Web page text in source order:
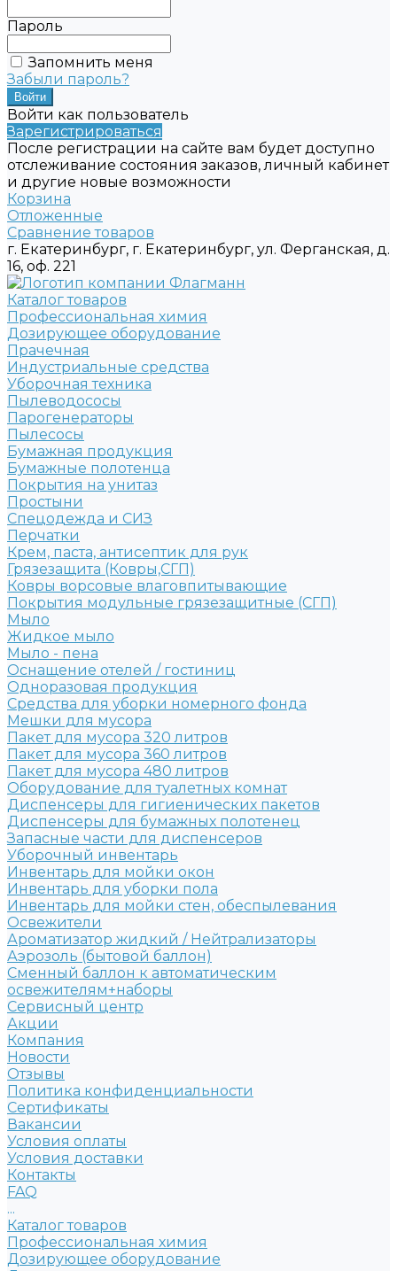
Пароль
Запомнить меня
Забыли пароль?
Войти как пользователь
Зарегистрироваться
После регистрации на сайте вам будет доступно
отслеживание состояния заказов, личный кабинет
и другие новые возможности
Корзина
Отложенные
Сравнение товаров
г. Екатеринбург, г. Екатеринбург, ул. Ферганская, д.
16, оф. 221
Каталог товаров
Профессиональная химия
Дозирующее оборудование
Прачечная
Индустриальные средства
Уборочная техника
Пылеводососы
Парогенераторы
Пылесосы
Бумажная продукция
Бумажные полотенца
Покрытия на унитаз
Простыни
Спецодежда и СИЗ
Перчатки
Крем, паста, антисептик для рук
Грязезащита (Ковры,СГП)
Ковры ворсовые влаговпитывающие
Покрытия модульные грязезащитные (СГП)
Мыло
Жидкое мыло
Мыло - пена
Оснащение отелей / гостиниц
Одноразовая продукция
Средства для уборки номерного фонда
Мешки для мусора
Пакет для мусора 320 литров
Пакет для мусора 360 литров
Пакет для мусора 480 литров
Оборудование для туалетных комнат
Диспенсеры для гигиенических пакетов
Диспенсеры для бумажных полотенец
Запасные части для диспенсеров
Уборочный инвентарь
Инвентарь для мойки окон
Инвентарь для уборки пола
Инвентарь для мойки стен, обеспылевания
Освежители
Ароматизатор жидкий / Нейтрализаторы
Аэрозоль (бытовой баллон)
Сменный баллон к автоматическим
освежителям+наборы
Сервисный центр
Акции
Компания
Новости
Отзывы
Политика конфиденциальности
Сертификаты
Вакансии
Условия оплаты
Условия доставки
Контакты
FAQ
...
Каталог товаров
Профессиональная химия
Дозирующее оборудование